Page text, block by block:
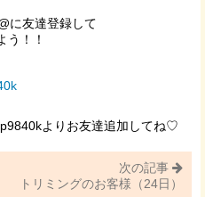
に友達登録して
う！！
よりお友達追加してね♡
次の記事
トリミングのお客様（24日）